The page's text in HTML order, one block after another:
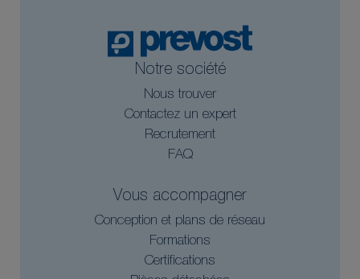
Notre société
Nous trouver
Contactez un expert
Recrutement
FAQ
Vous accompagner
Conception et plans de réseau
Formations
Certifications